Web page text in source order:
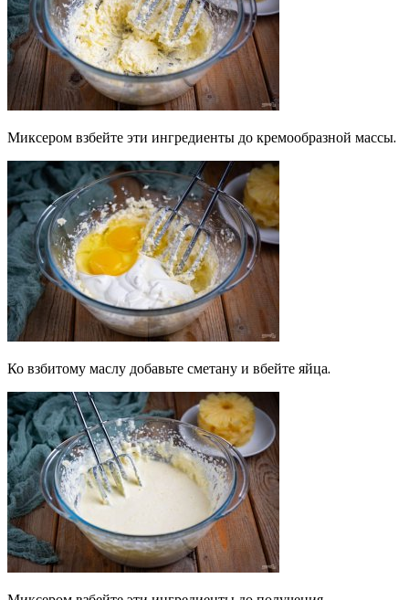
Миксером взбейте эти ингредиенты до кремообразной массы.
Ко взбитому маслу добавьте сметану и вбейте яйца.